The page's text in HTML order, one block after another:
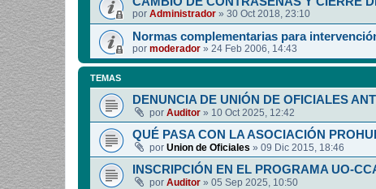
por Administrador » 30 Oct 2018, 23:10
Normas complementarias para
por moderador » 24 Feb 2006, 14:43
TEMAS
DENUNCIA DE UNIÓN DE OFICIALES
por Auditor » 10 Oct 2025, 12:42
QUÉ PASA CON LA ASOCIACIÓN
por Union de Oficiales » 09 Dic 2015, 18:46
INSCRIPCIÓN EN EL PROGRAMA UO-
por Auditor » 05 Sep 2025, 10:50